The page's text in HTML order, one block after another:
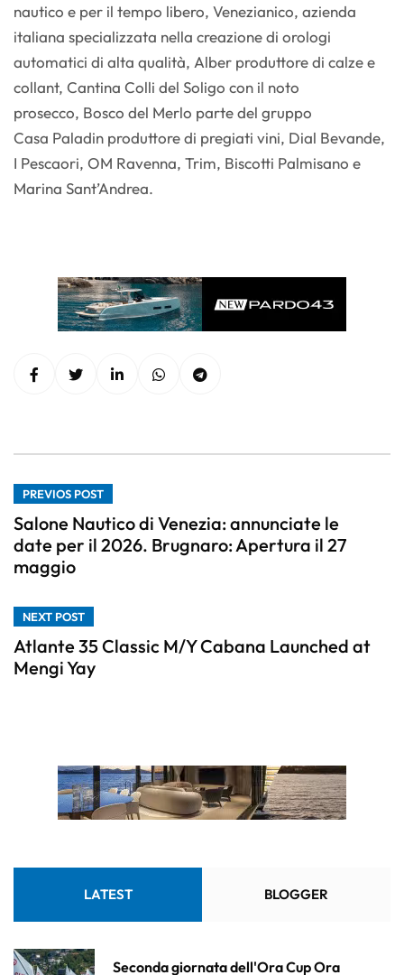
nautico e per il tempo libero, Venezianico, azienda
italiana specializzata nella creazione di orologi
automatici di alta qualità, Alber produttore di calze e
collant, Cantina Colli del Soligo con il noto
prosecco, Bosco del Merlo parte del gruppo
Casa Paladin produttore di pregiati vini, Dial Bevande,
I Pescaori, OM Ravenna, Trim, Biscotti Palmisano e
Marina Sant’Andrea.
PREVIOS POST
Salone Nautico di Venezia: annunciate le
date per il 2026. Brugnaro: Apertura il 27
maggio
NEXT POST
Atlante 35 Classic M/Y Cabana Launched at
Mengi Yay
LATEST BLOGGER
Seconda giornata dell'Ora Cup Ora